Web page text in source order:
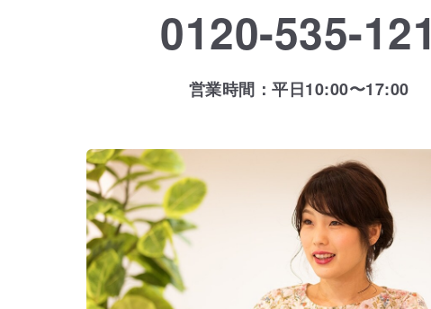
0120-535-121
営業時間：平日10:00〜17:00